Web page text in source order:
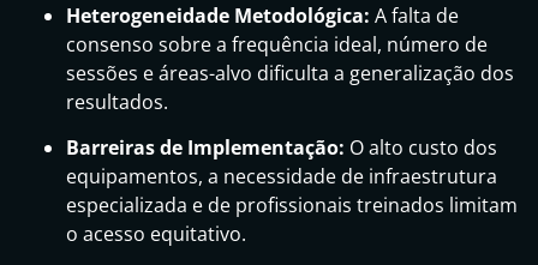
Heterogeneidade Metodológica: A falta de
consenso sobre a frequência ideal, número de
sessões e áreas-alvo dificulta a generalização dos
resultados.
Barreiras de Implementação: O alto custo dos
equipamentos, a necessidade de infraestrutura
especializada e de profissionais treinados limitam
o acesso equitativo.